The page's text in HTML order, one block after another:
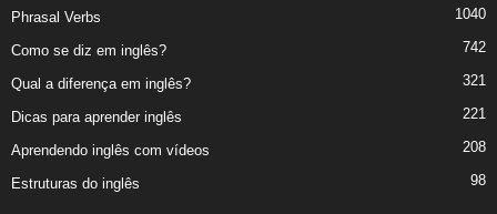
Phrasal Verbs 1040
Como se diz em inglês? 742
Qual a diferença em inglês? 321
Dicas para aprender inglês 221
Aprendendo inglês com vídeos 208
Estruturas do inglês 98